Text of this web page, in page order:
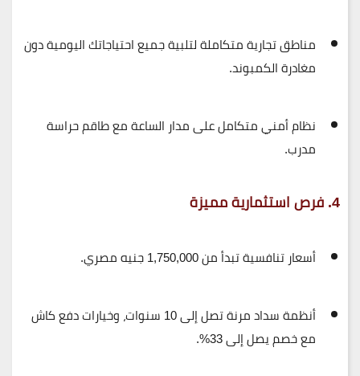
مناطق تجارية متكاملة لتلبية جميع احتياجاتك اليومية دون
مغادرة الكمبوند.
نظام أمني متكامل على مدار الساعة مع طاقم حراسة
مدرب.
4. فرص استثمارية مميزة
أسعار تنافسية تبدأ من 1,750,000 جنيه مصري.
أنظمة سداد مرنة تصل إلى 10 سنوات، وخيارات دفع كاش
مع خصم يصل إلى 33%.